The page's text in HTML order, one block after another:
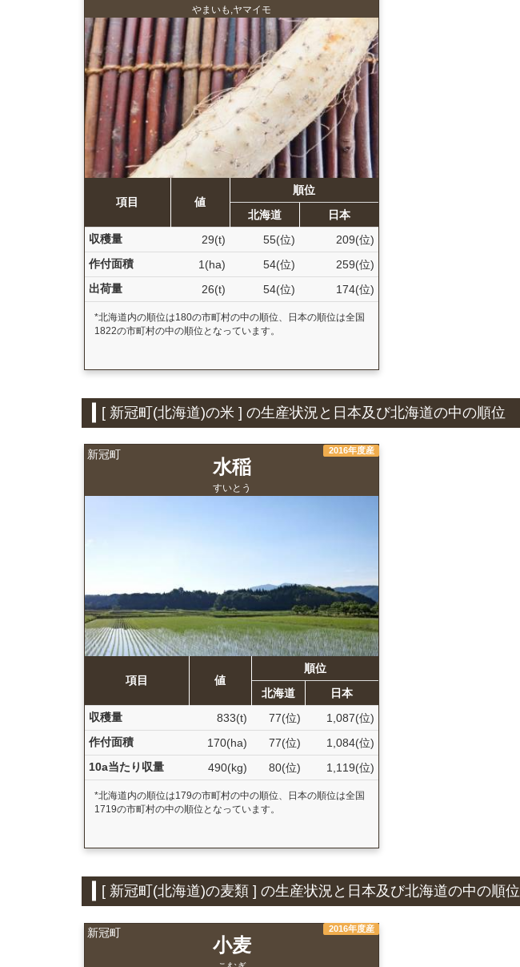
やまいも,ヤマイモ
項目 値
順位
北海道
日本
収穫量
29(t) 55(位)
209(位)
作付面積
1(ha) 54(位)
259(位)
出荷量
26(t) 54(位) 174(位)
*北海道内の順位は180の市町村の中の順位、日本の順位は全国
1822の市町村の中の順位となっています。
[ 新冠町(北海道)の米 ] の生産状況と日本及び北海道の中の順位
新冠町 2016年度産
水稲
すいとう
項目 値
順位
北海道
日本
収穫量
833(t) 77(位)
1,087(位)
作付面積
170(ha) 77(位)
1,084(位)
10a当たり収量
490(kg) 80(位) 1,119(位)
*北海道内の順位は179の市町村の中の順位、日本の順位は全国
1719の市町村の中の順位となっています。
[ 新冠町(北海道)の麦類 ] の生産状況と日本及び北海道の中の順位
新冠町 2016年度産
小麦